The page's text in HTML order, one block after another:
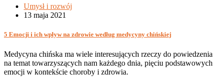
Umysł i rozwój
13 maja 2021
5 Emocji i ich wpływ na zdrowie według medycyny chińskiej
Medycyna chińska ma wiele interesujących rzeczy do powiedzenia
na temat towarzyszących nam każdego dnia, pięciu podstawowych
emocji w kontekście choroby i zdrowia.